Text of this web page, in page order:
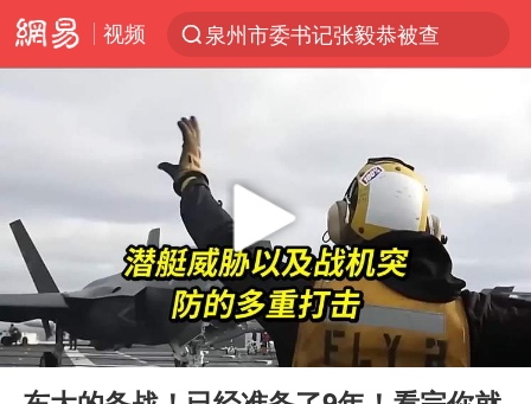
视频
泉州市委书记张毅恭被查
“电影+”如何激发千亿级消费新活力？
四川宜宾市高县4.9级地震致1人死亡
台风白海豚或吞并鲸鱼 登陆地点更新
中巨芯：上半年归母净利润1405.77万元
Play
00:00 09:33